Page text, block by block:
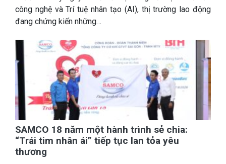
công nghệ và Trí tuệ nhân tạo (AI), thị trường lao động
đang chứng kiến những…
SAMCO 18 năm một hành trình sẻ chia:
“Trái tim nhân ái” tiếp tục lan tỏa yêu
thương